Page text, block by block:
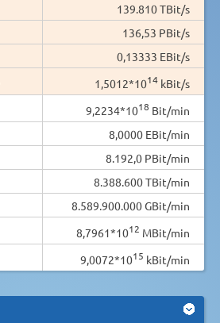
139.810 TBit/s
136,53 PBit/s
0,13333 EBit/s
1,5012*1014 kBit/s
9,2234*1018 Bit/min
8,0000 EBit/min
8.192,0 PBit/min
8.388.600 TBit/min
8.589.900.000 GBit/min
8,7961*1012 MBit/min
9,0072*1015 kBit/min